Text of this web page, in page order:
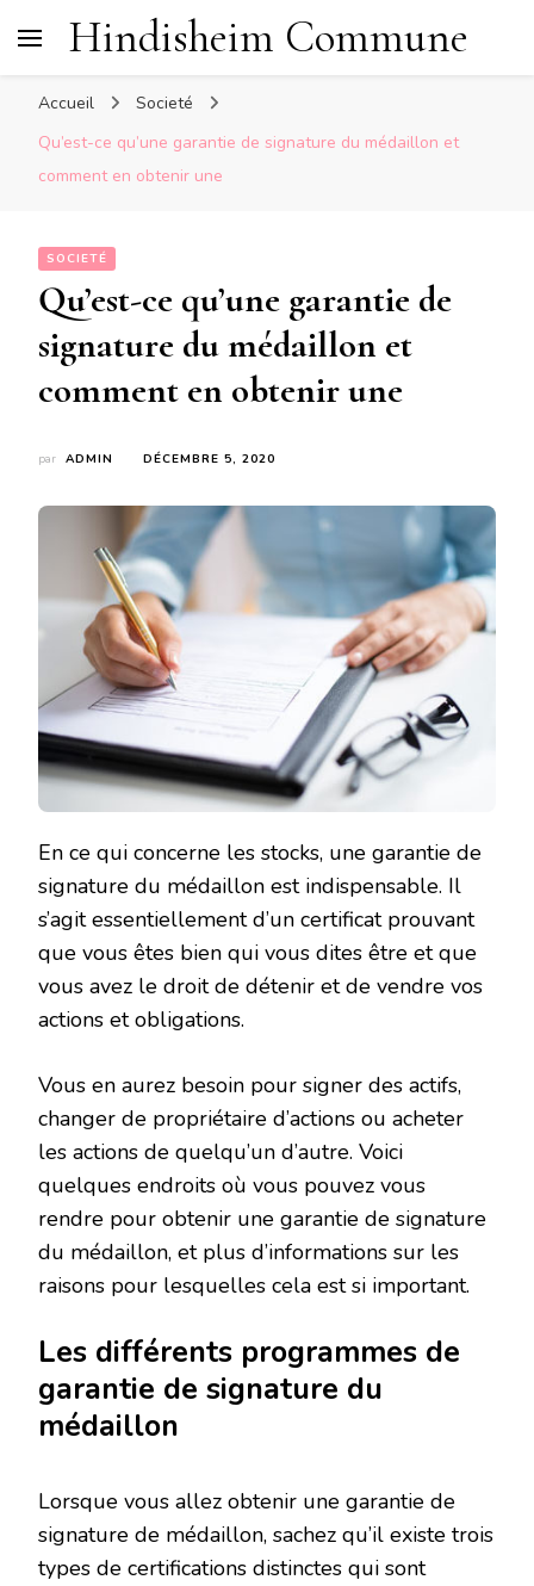
Hindisheim Commune
Accueil
Societé
Qu’est-ce qu’une garantie de signature du médaillon et
comment en obtenir une
SOCIETÉ
Qu’est-ce qu’une garantie de
signature du médaillon et
comment en obtenir une
par ADMIN DÉCEMBRE 5, 2020
En ce qui concerne les stocks, une garantie de
signature du médaillon est indispensable. Il
s’agit essentiellement d’un certificat prouvant
que vous êtes bien qui vous dites être et que
vous avez le droit de détenir et de vendre vos
actions et obligations.
Vous en aurez besoin pour signer des actifs,
changer de propriétaire d’actions ou acheter
les actions de quelqu’un d’autre. Voici
quelques endroits où vous pouvez vous
rendre pour obtenir une garantie de signature
du médaillon, et plus d’informations sur les
raisons pour lesquelles cela est si important.
Les différents programmes de
garantie de signature du
médaillon
Lorsque vous allez obtenir une garantie de
signature de médaillon, sachez qu’il existe trois
types de certifications distinctes qui sont